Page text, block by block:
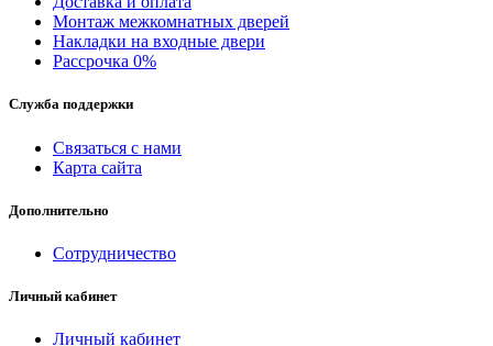
Монтаж межкомнатных дверей
Накладки на входные двери
Рассрочка 0%
Служба поддержки
Связаться с нами
Карта сайта
Дополнительно
Сотрудничество
Личный кабинет
Личный кабинет